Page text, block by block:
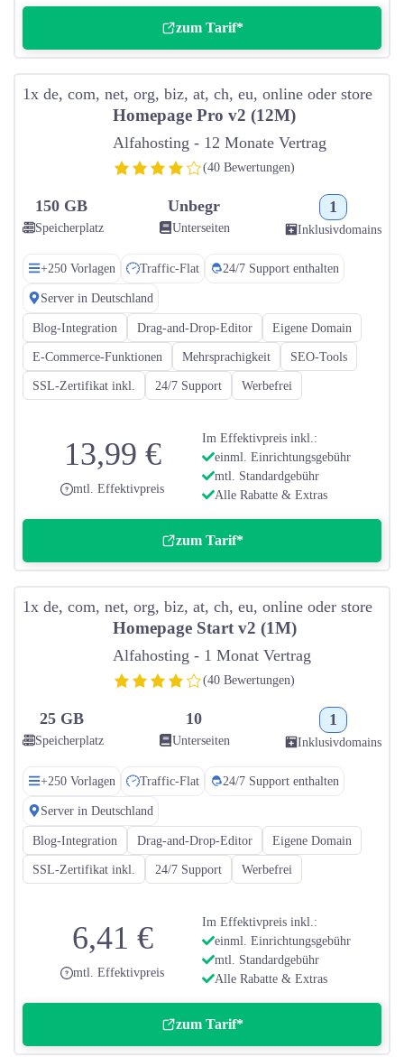
zum Tarif*
1x de, com, net, org, biz, at, ch, eu, online oder store
Homepage Pro v2 (12M)
Alfahosting - 12 Monate Vertrag
(40 Bewertungen)
150 GB
Speicherplatz
Unbegr
Unterseiten
1
Inklusivdomains
+250 Vorlagen Traffic-Flat 24/7 Support enthalten
Server in Deutschland
Blog-Integration Drag-and-Drop-Editor
Eigene Domain
E-Commerce-Funktionen
Mehrsprachigkeit
SEO-Tools
SSL-Zertifikat inkl.
24/7 Support Werbefrei
13,99 €
mtl. Effektivpreis
Im Effektivpreis inkl.:
einml. Einrichtungsgebühr
mtl. Standardgebühr
Alle Rabatte & Extras
zum Tarif*
1x de, com, net, org, biz, at, ch, eu, online oder store
Homepage Start v2 (1M)
Alfahosting - 1 Monat Vertrag
(40 Bewertungen)
25 GB
Speicherplatz
10
Unterseiten
1
Inklusivdomains
+250 Vorlagen Traffic-Flat 24/7 Support enthalten
Server in Deutschland
Blog-Integration Drag-and-Drop-Editor
Eigene Domain
SSL-Zertifikat inkl.
24/7 Support Werbefrei
6,41 €
mtl. Effektivpreis
Im Effektivpreis inkl.:
einml. Einrichtungsgebühr
mtl. Standardgebühr
Alle Rabatte & Extras
zum Tarif*